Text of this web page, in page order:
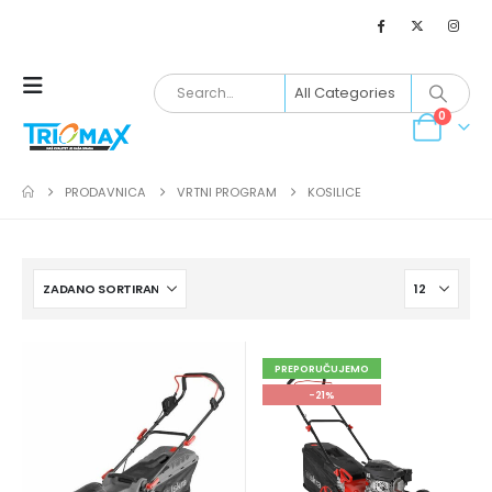
0
PRODAVNICA VRTNI PROGRAM KOSILICE
PREPORUČUJEMO
-21%